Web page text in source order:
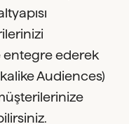
ederek
Audiences)